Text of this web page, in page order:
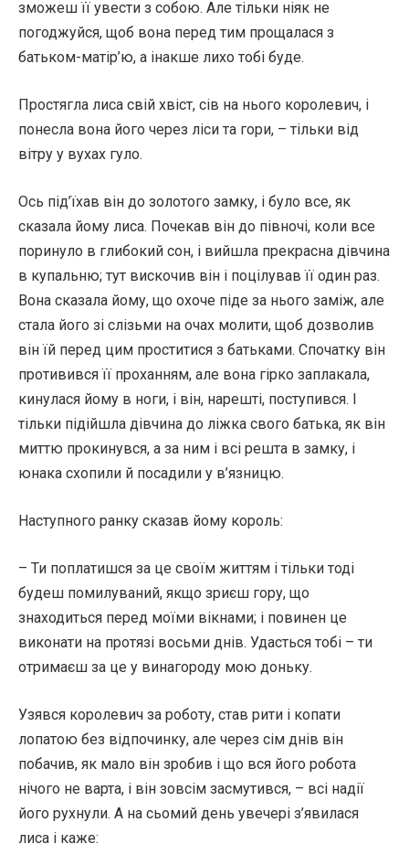
зможеш її увести з собою. Але тільки ніяк не
погоджуйся, щоб вона перед тим прощалася з
батьком-матір’ю, а інакше лихо тобі буде.
Простягла лиса свій хвіст, сів на нього королевич, і
понесла вона його через ліси та гори, – тільки від
вітру у вухах гуло.
Ось під’їхав він до золотого замку, і було все, як
сказала йому лиса. Почекав він до півночі, коли все
поринуло в глибокий сон, і вийшла прекрасна дівчина
в купальню; тут вискочив він і поцілував її один раз.
Вона сказала йому, що охоче піде за нього заміж, але
стала його зі слізьми на очах молити, щоб дозволив
він їй перед цим проститися з батьками. Спочатку він
противився її проханням, але вона гірко заплакала,
кинулася йому в ноги, і він, нарешті, поступився. І
тільки підійшла дівчина до ліжка свого батька, як він
миттю прокинувся, а за ним і всі решта в замку, і
юнака схопили й посадили у в’язницю.
Наступного ранку сказав йому король:
– Ти поплатишся за це своїм життям і тільки тоді
будеш помилуваний, якщо зриєш гору, що
знаходиться перед моїми вікнами; і повинен це
виконати на протязі восьми днів. Удасться тобі – ти
отримаєш за це у винагороду мою доньку.
Узявся королевич за роботу, став рити і копати
лопатою без відпочинку, але через сім днів він
побачив, як мало він зробив і що вся його робота
нічого не варта, і він зовсім засмутився, – всі надії
його рухнули. А на сьомий день увечері з’явилася
лиса і каже: